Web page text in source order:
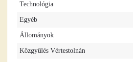
Technológia
Egyéb
Állományok
Közgyűlés Vértestolnán